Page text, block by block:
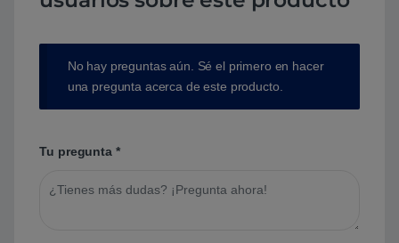
No hay preguntas aún. Sé el primero en hacer
una pregunta acerca de este producto.
Tu pregunta *